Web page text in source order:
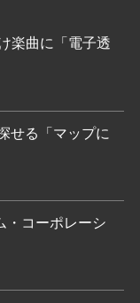
楽曲に「電子透
せる「マップに
・コーポレーシ